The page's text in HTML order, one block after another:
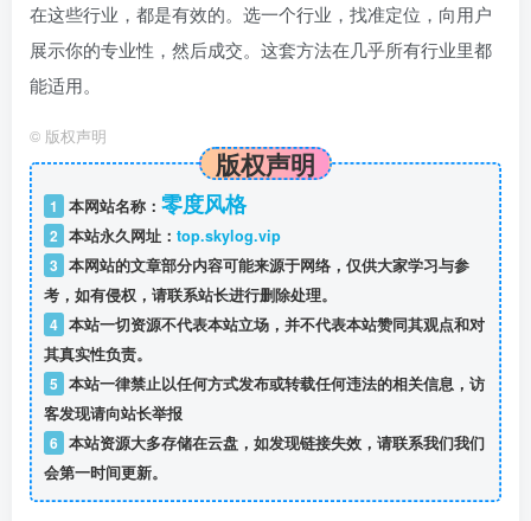
在这些行业，都是有效的。选一个行业，找准定位，向用户
展示你的专业性，然后成交。这套方法在几乎所有行业里都
能适用。
© 版权声明
版权声明
1 本网站名称： 零度风格
2 本站永久网址： top.skylog.vip
3 本网站的文章部分内容可能来源于网络，仅供大家学习与参
考，如有侵权，请联系站长进行删除处理。
4 本站一切资源不代表本站立场，并不代表本站赞同其观点和对
其真实性负责。
5 本站一律禁止以任何方式发布或转载任何违法的相关信息，访
客发现请向站长举报
6 本站资源大多存储在云盘，如发现链接失效，请联系我们我们
会第一时间更新。